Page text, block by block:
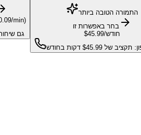
min)
גם
התמורה הטובה ביותר
בחר באפשרות זו
$45.99 /חודש
של $45.99 דקות בחודש